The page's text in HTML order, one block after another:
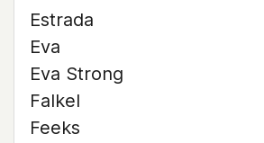
Estrada
Eva
Eva Strong
Falkel
Feeks